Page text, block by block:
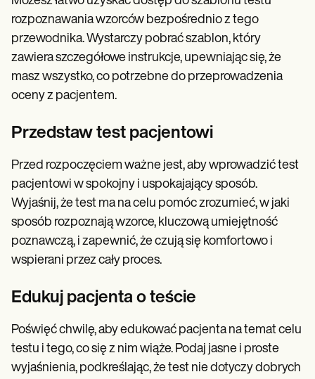
rozpoznawania wzorców bezpośrednio z tego
przewodnika. Wystarczy pobrać szablon, który
zawiera szczegółowe instrukcje, upewniając się, że
masz wszystko, co potrzebne do przeprowadzenia
oceny z pacjentem.
Przedstaw test pacjentowi
Przed rozpoczęciem ważne jest, aby wprowadzić test
pacjentowi w spokojny i uspokajający sposób.
Wyjaśnij, że test ma na celu pomóc zrozumieć, w jaki
sposób rozpoznają wzorce, kluczową umiejętność
poznawczą, i zapewnić, że czują się komfortowo i
wspierani przez cały proces.
Edukuj pacjenta o teście
Poświęć chwilę, aby edukować pacjenta na temat celu
testu i tego, co się z nim wiąże. Podaj jasne i proste
wyjaśnienia, podkreślając, że test nie dotyczy dobrych